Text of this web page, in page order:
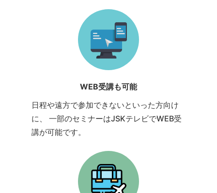
WEB受講も可能
日程や遠方で参加できないといった方向け
に、 一部のセミナーはJSKテレビでWEB受
講が可能です。